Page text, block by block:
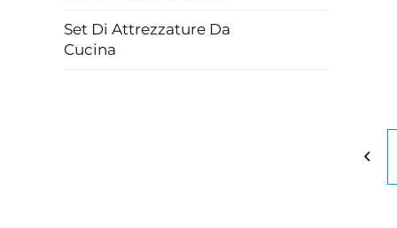
Set Di Attrezzature Da
Cucina